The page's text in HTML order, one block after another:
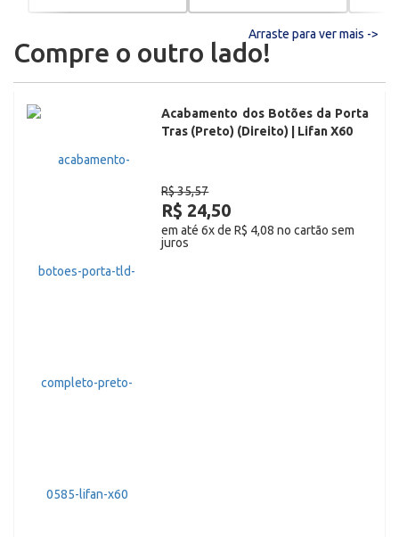
Arraste para ver mais ->
Compre o outro lado!
Acabamento dos Botões da Porta
Tras (Preto) (Direito) | Lifan X60
R$ 35,57
R$ 24,50
em até 6x de R$ 4,08 no cartão sem
juros